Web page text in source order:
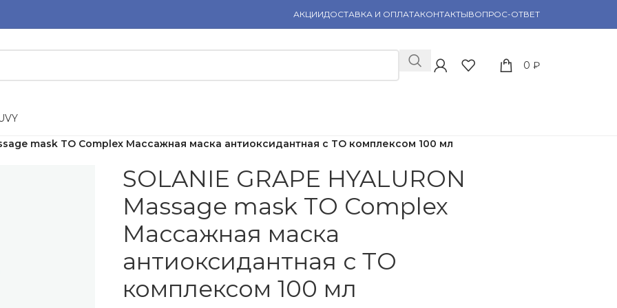
АКЦИИДОСТАВКА И ОПЛАТАКОНТАКТЫВОПРОС-ОТВЕТ
0 ₽
VY
mask TO Complex Массажная маска антиоксидантная с ТО комплексом 100 мл
SOLANIE GRAPE HYALURON
Massage mask TO Complex
Массажная маска
антиоксидантная с ТО
комплексом 100 мл